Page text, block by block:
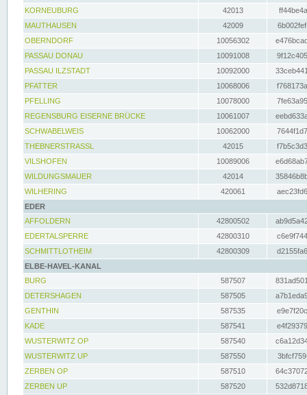
KORNEUBURG
42013
MAUTHAUSEN
42009
OBERNDORF
10056302
PASSAU DONAU
10091008
PASSAU ILZSTADT
10092000
PFATTER
10068006
PFELLING
10078000
REGENSBURG EISERNE BRÜCKE
10061007
SCHWABELWEIS
10062000
THEBNERSTRASSL
42015
VILSHOFEN
10089006
WILDUNGSMAUER
42014
WILHERING
420061
EDER
AFFOLDERN
42800502
EDERTALSPERRE
42800310
SCHMITTLOTHEIM
42800309
ELBE-HAVEL-KANAL
BURG
587507
DETERSHAGEN
587505
GENTHIN
587535
KADE
587541
WUSTERWITZ OP
587540
WUSTERWITZ UP
587550
ZERBEN OP
587510
ZERBEN UP
587520